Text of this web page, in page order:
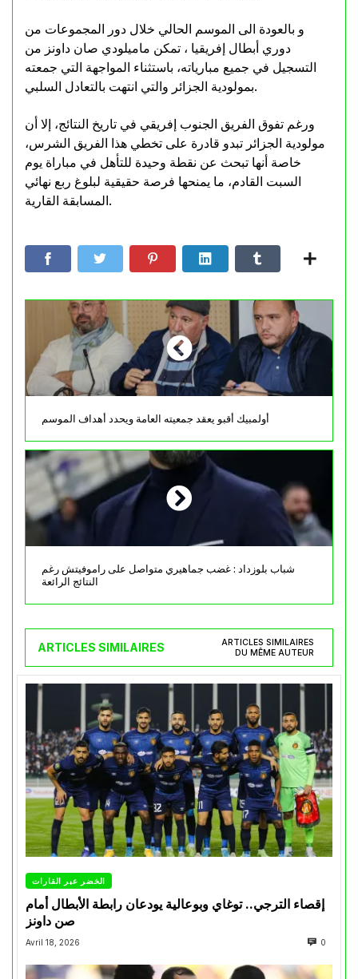
و بالعودة الى الموسم الحالي خلال دور المجموعات من
دوري أبطال إفريقيا ، تمكن ماميلودي صان داونز من
التسجيل في جميع مبارياته، باستثناء المواجهة التي جمعته
بمولودية الجزائر والتي انتهت بالتعادل السلبي.
ورغم تفوق الفريق الجنوب إفريقي في تاريخ النتائج، إلا أن
مولودية الجزائر تبدو قادرة على تخطي هذا الفريق الشرس،
خاصة أنها تبحث عن نقطة وحيدة للتأهل في مباراة يوم
السبت القادم، ما يمنحها فرصة حقيقية لبلوغ ربع نهائي
المسابقة القارية.
أولمبيك أقبو يعقد جمعيته العامة ويحدد أهداف الموسم
شباب بلوزداد : غضب جماهيري متواصل على راموفيتش رغم
النتائج الرائعة
ARTICLES SIMILAIRES
ARTICLES SIMILAIRES
DU MÊME AUTEUR
الخضر عبر القارات
إقصاء الترجي.. توغاي وبوعالية يودعان رابطة الأبطال أمام
صن داونز
Avril 18, 2026 0